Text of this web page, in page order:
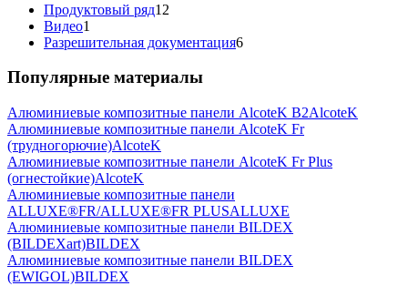
Продуктовый ряд12
Видео1
Разрешительная документация6
Популярные материалы
Алюминиевые композитные панели AlcoteK B2AlcoteK
Алюминиевые композитные панели AlcoteK Fr
(трудногорючие)AlcoteK
Алюминиевые композитные панели AlcoteK Fr Plus
(огнестойкие)AlcoteK
Алюминиевые композитные панели
ALLUXE®FR/ALLUXE®FR PLUSALLUXE
Алюминиевые композитные панели BILDEX
(BILDEXart)BILDEX
Алюминиевые композитные панели BILDEX
(EWIGOL)BILDEX